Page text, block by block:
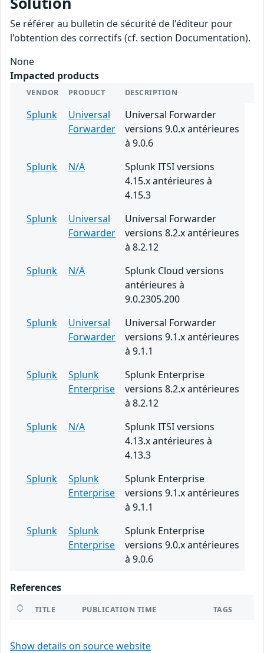
Se référer au bulletin de sécurité de l'éditeur pour
l'obtention des correctifs (cf. section Documentation).
None
Impacted products
VENDOR PRODUCT DESCRIPTION
Splunk
Universal
Forwarder
Universal Forwarder
versions 9.0.x antérieures
à 9.0.6
Splunk
N/A
Splunk ITSI versions
4.15.x antérieures à
4.15.3
Splunk
Universal
Forwarder
Universal Forwarder
versions 8.2.x antérieures
à 8.2.12
Splunk
N/A
Splunk Cloud versions
antérieures à
9.0.2305.200
Splunk
Universal
Forwarder
Universal Forwarder
versions 9.1.x antérieures
à 9.1.1
Splunk
Splunk
Enterprise
Splunk Enterprise
versions 8.2.x antérieures
à 8.2.12
Splunk
N/A
Splunk ITSI versions
4.13.x antérieures à
4.13.3
Splunk
Splunk
Enterprise
Splunk Enterprise
versions 9.1.x antérieures
à 9.1.1
Splunk
Splunk
Enterprise
Splunk Enterprise
versions 9.0.x antérieures
à 9.0.6
References
TITLE PUBLICATION TIME TAGS
Show details on source website